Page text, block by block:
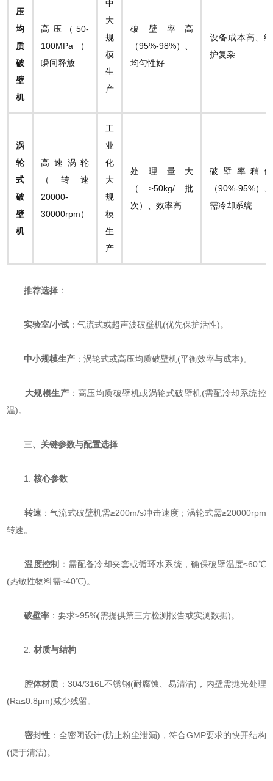
压
均
质
破
壁
机​
高压（50-
100MPa）
瞬间释放
中
大
规
模
生
产
破壁率高
（95%-98%）、
均匀性好
设备成本高、维
护复杂
​涡
轮
式
破
壁
机​
高速涡轮
（转速
20000-
30000rpm）
工
业
化
大
规
模
生
产
处理量大
（≥50kg/批
次）、效率高
破壁率稍低
（90%-95%）、
需冷却系统
​​推荐选择​ ​：
​​实验室/小试​ ​：气流式或超声波破壁机(优先保护活性)。
​​中小规模生产​ ​：涡轮式或高压均质破壁机(平衡效率与成本)。
​大规模生产​​：高压均质破壁机或涡轮式破壁机(需配冷却系统控
温)。
​​三、关键参数与配置选择​
1. ​​核心参数​
​转速​​：气流式破壁机需≥200m/s冲击速度；涡轮式需≥20000rpm
转速。
​温度控制​
​：需配备冷却夹套或循环水系统，确保破壁温度≤60℃
(热敏性物料需≤40℃)。
​​破壁率​ ​：要求≥95%(需提供第三方检测报告或实测数据)。
2. ​​材质与结构​
​腔体材质​ ​：304/316L不锈钢(耐腐蚀、易清洁)，内壁需抛光处理
(Ra≤0.8μm)减少残留。
​密封性​ ​：全密闭设计(防止粉尘泄漏)，符合GMP要求的快开结构
(便于清洁)。